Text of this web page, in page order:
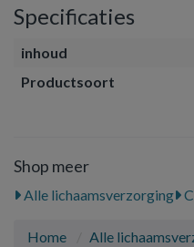
Specificaties
inhoud
Productsoort
Shop meer
Alle lichaamsverzorging
Home Alle